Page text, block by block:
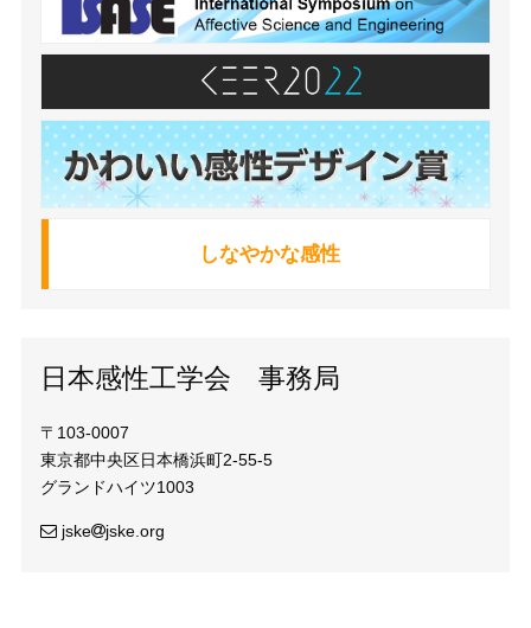
しなやかな感性
日本感性工学会 事務局
〒103-0007
東京都中央区日本橋浜町2-55-5
グランドハイツ1003
jske jske.org